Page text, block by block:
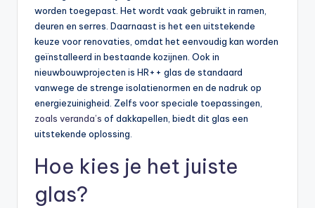
worden toegepast. Het wordt vaak gebruikt in ramen,
deuren en serres. Daarnaast is het een uitstekende
keuze voor renovaties, omdat het eenvoudig kan worden
geïnstalleerd in bestaande kozijnen. Ook in
nieuwbouwprojecten is HR++ glas de standaard
vanwege de strenge isolatienormen en de nadruk op
energiezuinigheid. Zelfs voor speciale toepassingen,
zoals veranda’s of dakkapellen, biedt dit glas een
uitstekende oplossing.
Hoe kies je het juiste
glas?